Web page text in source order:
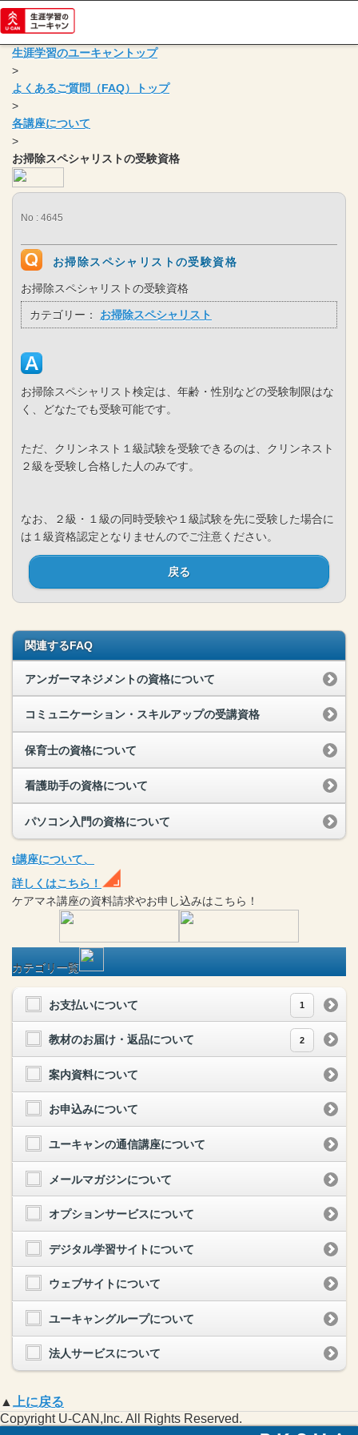
生涯学習のユーキャントップ
>
よくあるご質問（FAQ）トップ
>
各講座について
>
お掃除スペシャリストの受験資格
No : 4645
お掃除スペシャリストの受験資格
お掃除スペシャリストの受験資格
カテゴリー： お掃除スペシャリスト
お掃除スペシャリスト検定は、年齢・性別などの受験制限はな
く、どなたでも受験可能です。
ただ、クリンネスト１級試験を受験できるのは、クリンネスト
２級を受験し合格した人のみです。
なお、２級・１級の同時受験や１級試験を先に受験した場合に
は１級資格認定となりませんのでご注意ください。
戻る
関連するFAQ
アンガーマネジメントの資格について
コミュニケーション・スキルアップの受講資格
保育士の資格について
看護助手の資格について
パソコン入門の資格について
t講座について、
詳しくはこちら！
ケアマネ講座の資料請求やお申し込みはこちら！
カテゴリ一覧
お支払いについて 1
教材のお届け・返品について 2
案内資料について
お申込みについて
ユーキャンの通信講座について
メールマガジンについて
オプションサービスについて
デジタル学習サイトについて
ウェブサイトについて
ユーキャングループについて
法人サービスについて
▲
上に戻る
Copyright U-CAN,Inc. All Rights Reserved.